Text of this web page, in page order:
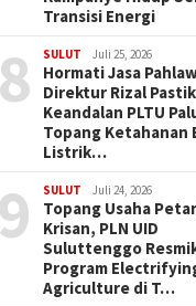
Transisi Energi
SULUT Juli 25, 2026
Hormati Jasa
Direktur Rizal
Keandalan PLTU
Topang Ketahanan
Listrik…
SULUT Juli 24, 2026
Topang Usaha
Krisan, PLN UID
Suluttenggo
Program
Agriculture di T…